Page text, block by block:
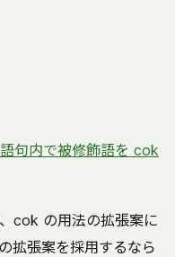
句内で被修飾語を cok
cok の用法の拡張案に
拡張案を採用するなら